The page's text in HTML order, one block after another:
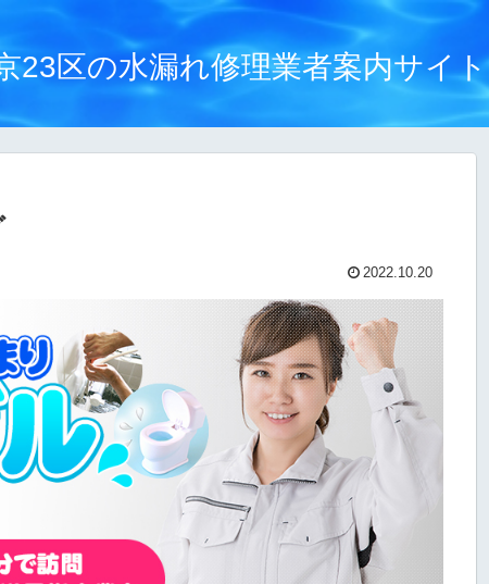
23区の水漏れ修理業者案内サイト
2022.10.20